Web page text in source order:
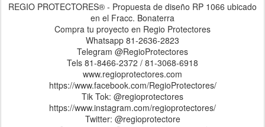
REGIO PROTECTORES® - Propuesta de diseño RP 1066 ubicado
en el Fracc. Bonaterra
Compra tu proyecto en Regio Protectores
Whatsapp 81-2636-2823
Telegram @RegioProtectores
Tels 81-8466-2372 / 81-3068-6918
www.regioprotectores.com
https://www.facebook.com/RegioProtectores/
Tik Tok: @regioprotectores
https://www.instagram.com/regioprotectores/
Twitter: @regioprotectore